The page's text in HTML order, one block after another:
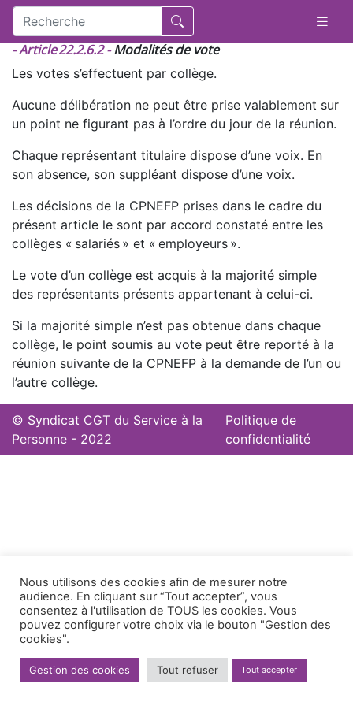
- Article 22.2.6.2 -Modalités de vote
Les votes s’effectuent par collège.
Aucune délibération ne peut être prise valablement sur
un point ne figurant pas à l’ordre du jour de la réunion.
Chaque représentant titulaire dispose d’une voix. En
son absence, son suppléant dispose d’une voix.
Les décisions de la CPNEFP prises dans le cadre du
présent article le sont par accord constaté entre les
collèges « salariés » et « employeurs ».
Le vote d’un collège est acquis à la majorité simple
des représentants présents appartenant à celui-ci.
Si la majorité simple n’est pas obtenue dans chaque
collège, le point soumis au vote peut être reporté à la
réunion suivante de la CPNEFP à la demande de l’un ou
l’autre collège.
© Syndicat CGT du Service à la
Personne - 2022
Politique de
confidentialité
Nous utilisons des cookies afin de mesurer notre
audience. En cliquant sur “Tout accepter”, vous
consentez à l'utilisation de TOUS les cookies. Vous
pouvez configurer votre choix via le bouton "Gestion des
cookies".
Gestion des cookies Tout refuser Tout accepter